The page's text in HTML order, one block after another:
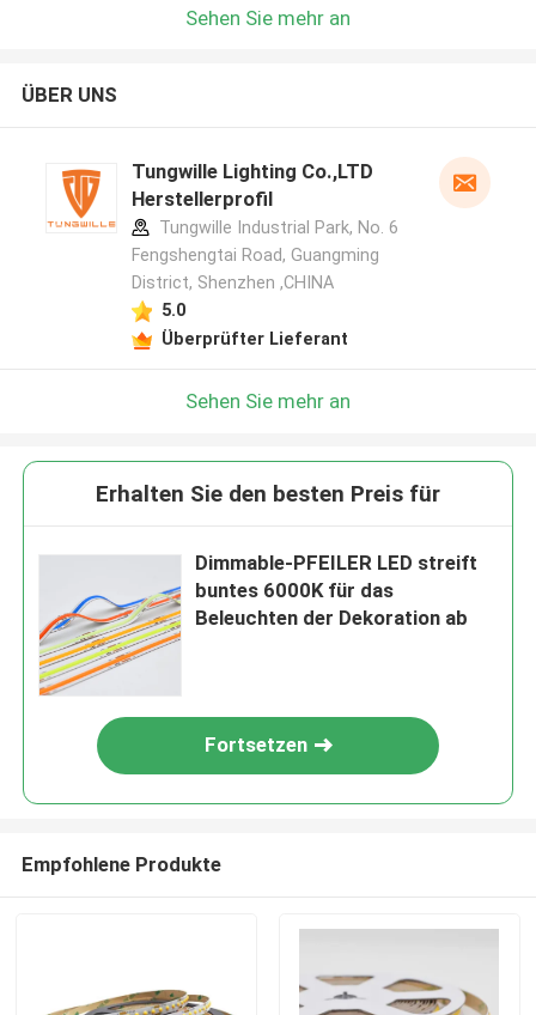
Sehen Sie mehr an
ÜBER UNS
Tungwille Lighting Co.,LTD
Herstellerprofil
Tungwille Industrial Park, No. 6
Fengshengtai Road, Guangming
District, Shenzhen ,CHINA
5.0
Überprüfter Lieferant
Sehen Sie mehr an
Erhalten Sie den besten Preis für
Dimmable-PFEILER LED streift
buntes 6000K für das
Beleuchten der Dekoration ab
Fortsetzen
Empfohlene Produkte